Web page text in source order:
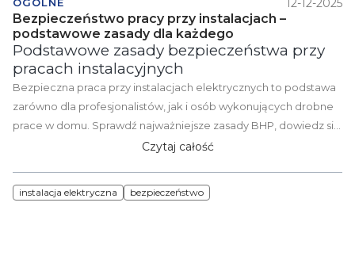
Bezpieczeństwo pracy przy instalacjach –
podstawowe zasady dla każdego
Podstawowe zasady bezpieczeństwa przy
pracach instalacyjnych
Bezpieczna praca przy instalacjach elektrycznych to podstawa
zarówno dla profesjonalistów, jak i osób wykonujących drobne
prace w domu. Sprawdź najważniejsze zasady BHP, dowiedz się,
jak unikać porażenia prądem oraz jakie narzędzia i
wskazówki, które zwiększają bezpieczeństwo i komfort pracy.
Czytaj całość
instalacja elektryczna bezpieczeństwo